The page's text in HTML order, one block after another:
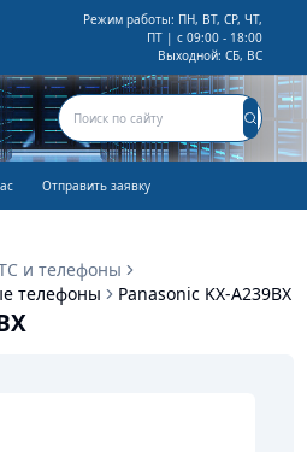
Режим работы: ПН, ВТ, СР, ЧТ,
ПТ | с 09:00 - 18:00
Выходной: СБ, ВС
Отправить заявку
и телефоны
телефоны
Panasonic KX-A239BX